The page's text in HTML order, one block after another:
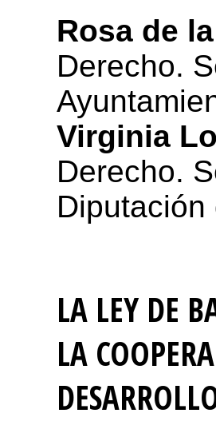
Rosa de
Derecho.
Virginia
Derecho.
LA LEY DE
LA